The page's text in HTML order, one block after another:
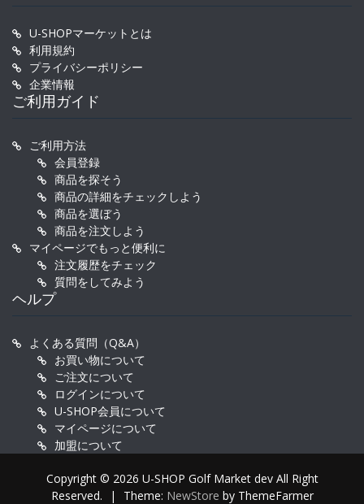
U-SHOPマーケットとは
利用規約
プライバシーポリシー
企業情報
ご利用ガイド
ご利用方法
会員登録
商品を探そう
商品の詳細をチェックしよう
商品を選ぼう
商品を注文しよう
マイページでもっと便利に
注文履歴をチェック
質問をしてみよう
ヘルプ
よくある質問（Q&A）
お買い物について
ご注文について
ログインについて
U-SHOP会員について
マイページについて
加盟について
Copyright © 2026 U-SHOP Golf Market dev All Right
Reserved.
| Theme: NewStore by ThemeFarmer